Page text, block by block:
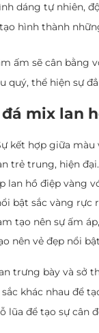
dáng tự nhiên,
hình thành
ấm sẽ cân bằng
quý, thể hiện sự
mix lan
kết hợp giữa màu
trẻ trung, hiện đại.
lan hồ điệp vàng
bật sắc vàng rực
tạo nên sự ấm
nên vẻ đẹp nổi
trưng bày và sở
khác nhau để
để tạo sự cân